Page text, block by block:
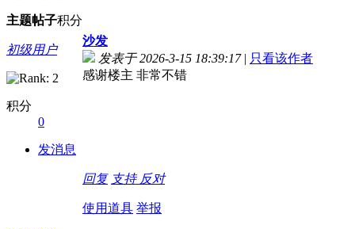
主题帖子积分
初级用户
积分
0
发消息
沙发
发表于 2026-3-15 18:39:17 | 只看该作者
感谢楼主 非常不错
回复 支持 反对
使用道具 举报